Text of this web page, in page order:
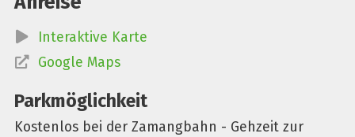
Interaktive Karte
Google Maps
Parkmöglichkeit
Kostenlos bei der Zamangbahn - Gehzeit zur